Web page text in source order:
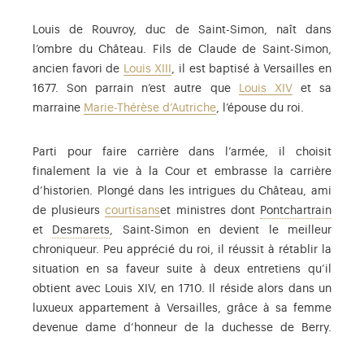
Louis de Rouvroy, duc de Saint-Simon, naît dans
l’ombre du Château. Fils de Claude de Saint-Simon,
ancien favori de Louis XIII , il est baptisé à Versailles en
1677. Son parrain n’est autre que
Louis XIVet sa
marraine Marie-Thérèse d’Autriche, l’épouse du roi.
Parti pour faire carrière dans l’armée, il choisit
finalement la vie à la Cour et embrasse la carrière
d’historien. Plongé dans les intrigues du Château, ami
de plusieurscourtisanset ministres dont PontchartrainLouis
et
Desmarets Nicolas Desmarets (1648-1721), neveu de
, Saint-Simon en devient le meilleur
chroniqueur. Peu apprécié du roi, il réussit à rétablir la
situation en sa faveur suite à deux entretiens qu’il
obtient avec Louis XIV, en 1710. Il réside alors dans un
luxueux appartement à Versailles, grâce à sa femme
devenue dame d’honneur de la duchesse de Berry.